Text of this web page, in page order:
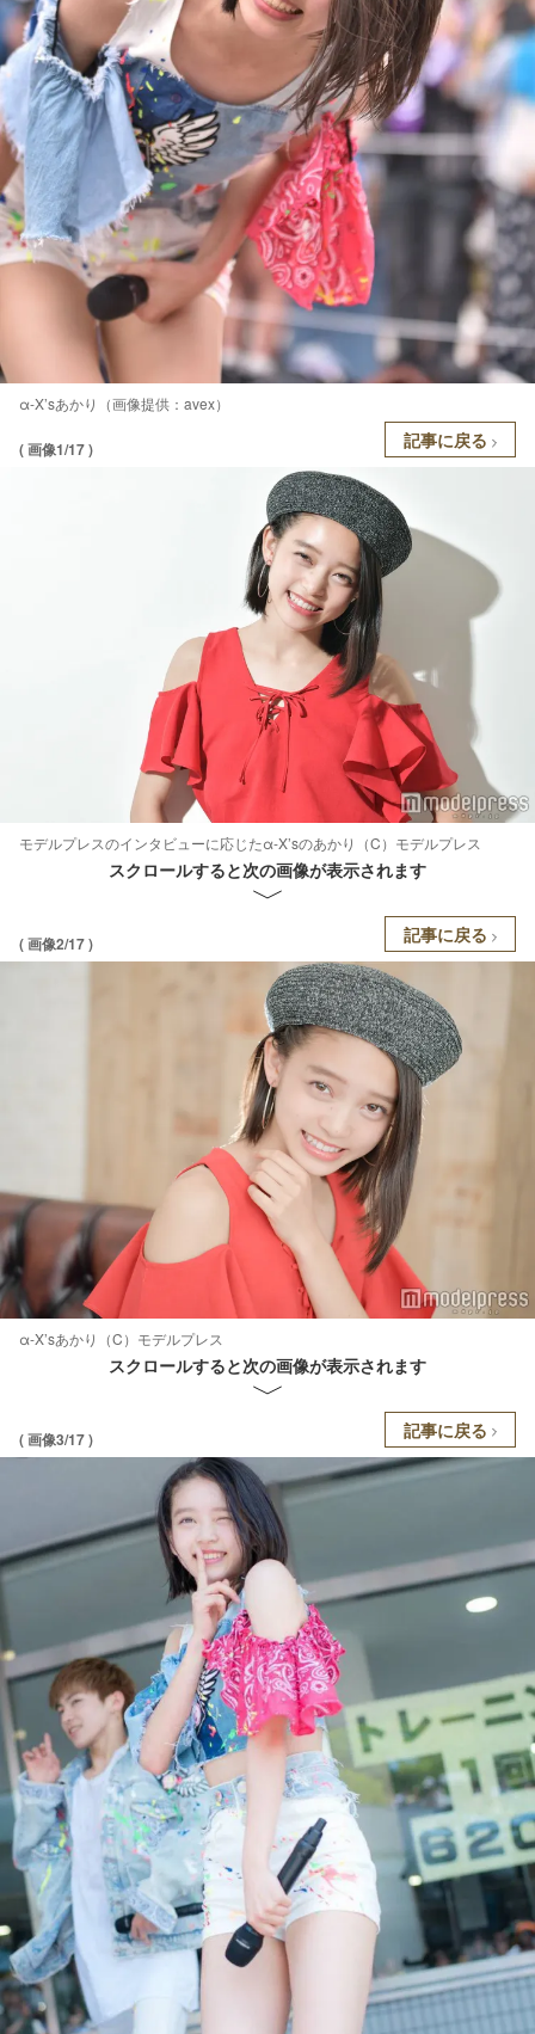
α-X’sあかり（画像提供：avex）
( 画像1/17 ) 記事に戻る
モデルプレスのインタビューに応じたα-X’sのあかり（C）モデルプレス
スクロールすると次の画像が表示されます
( 画像2/17 ) 記事に戻る
α-X’sあかり（C）モデルプレス
スクロールすると次の画像が表示されます
( 画像3/17 ) 記事に戻る